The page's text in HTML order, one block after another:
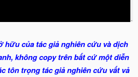
hữu của tác giả nghiên cứu và dịch
không copy trên bất cứ một diễn
tôn trọng tác giả nghiên cứu vất vả